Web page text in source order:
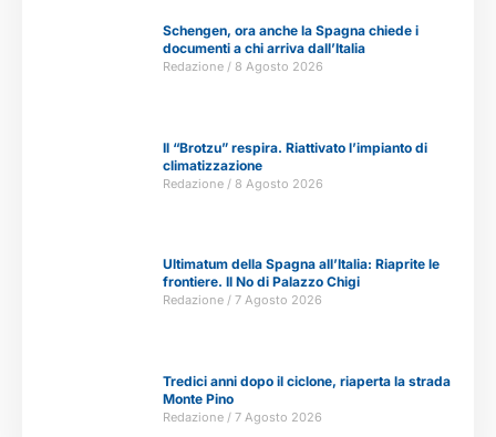
Schengen, ora anche la Spagna chiede i
documenti a chi arriva dall’Italia
Redazione 8 Agosto 2026
Il “Brotzu” respira. Riattivato l’impianto di
climatizzazione
Redazione 8 Agosto 2026
Ultimatum della Spagna all’Italia: Riaprite le
frontiere. Il No di Palazzo Chigi
Redazione 7 Agosto 2026
Tredici anni dopo il ciclone, riaperta la strada
Monte Pino
Redazione 7 Agosto 2026